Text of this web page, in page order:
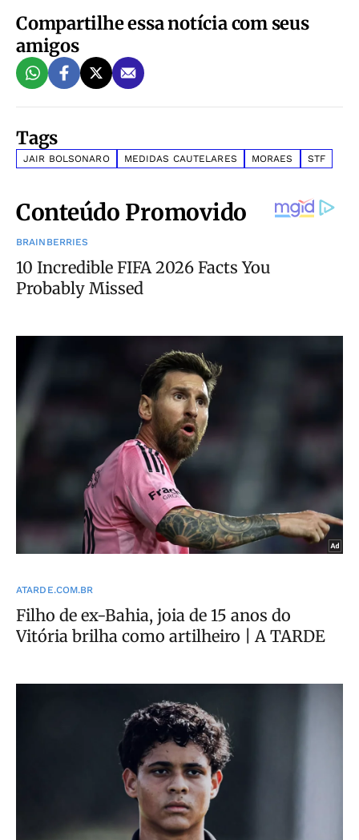
Compartilhe essa notícia com seus
amigos
Tags
JAIR BOLSONARO MEDIDAS CAUTELARES MORAES STF